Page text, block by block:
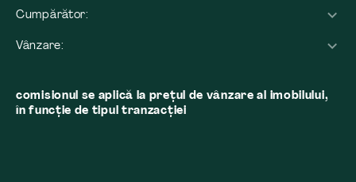
Cumpărător:
Vânzare:
comisionul se aplică la preţul de vânzare al imobilului,
în funcţie de tipul tranzacţiei